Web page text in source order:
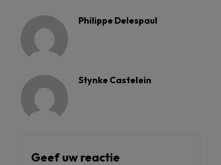
Philippe Delespaul
Stynke Castelein
Geef uw reactie